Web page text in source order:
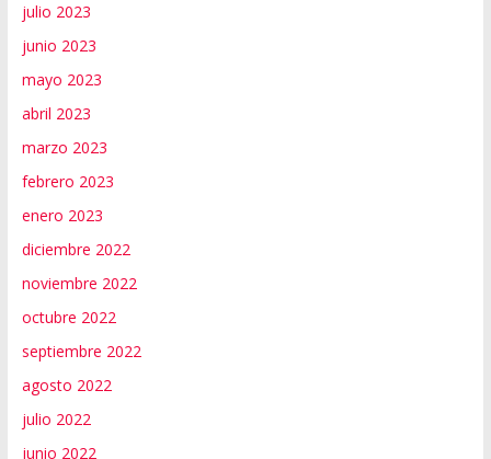
julio 2023
junio 2023
mayo 2023
abril 2023
marzo 2023
febrero 2023
enero 2023
diciembre 2022
noviembre 2022
octubre 2022
septiembre 2022
agosto 2022
julio 2022
junio 2022